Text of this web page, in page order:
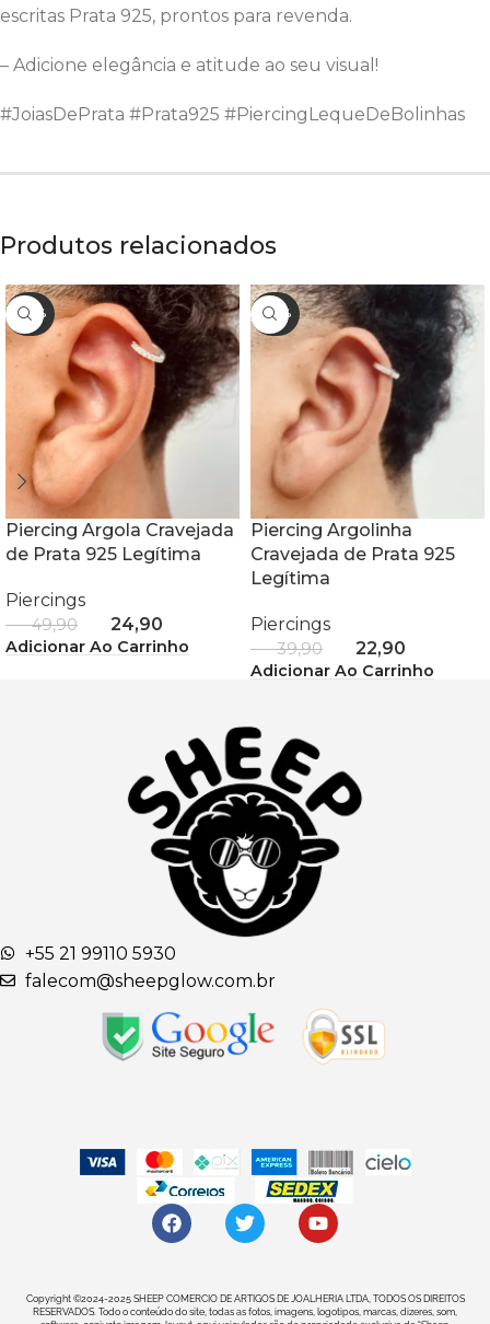
escritas Prata 925, prontos para revenda.
– Adicione elegância e atitude ao seu visual!
#JoiasDePrata #Prata925 #PiercingLequeDeBolinhas
Produtos relacionados
- 50%
Piercing Argola Cravejada
de Prata 925 Legítima
Piercings
R$49,90 24,90
Adicionar Ao Carrinho
- 43%
Piercing Argolinha
Cravejada de Prata 925
Legítima
Piercings
R$39,90 22,90
Adicionar Ao Carrinho
+55 21 99110 5930
falecom@sheepglow.com.br
Copyright ©2024-2025 SHEEP COMERCIO DE ARTIGOS DE JOALHERIA LTDA, TODOS OS DIREITOS
RESERVADOS. Todo o conteúdo do site, todas as fotos, imagens, logotipos, marcas, dizeres, som,